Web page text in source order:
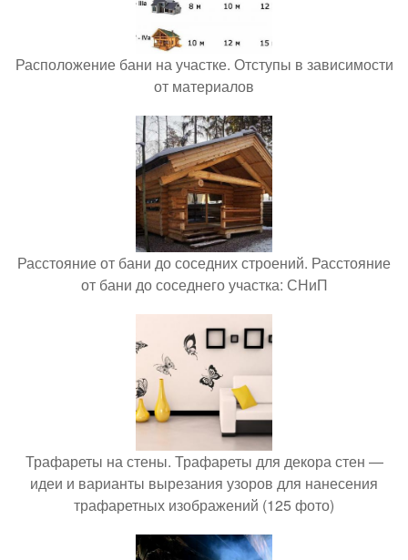
Расположение бани на участке. Отступы в зависимости
от материалов
Расстояние от бани до соседних строений. Расстояние
от бани до соседнего участка: СНиП
Трафареты на стены. Трафареты для декора стен —
идеи и варианты вырезания узоров для нанесения
трафаретных изображений (125 фото)